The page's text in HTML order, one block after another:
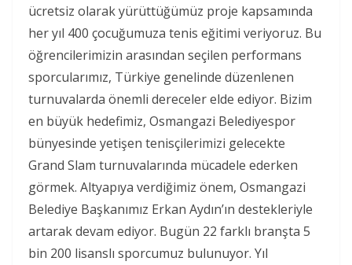
ücretsiz olarak yürüttüğümüz proje kapsamında
her yıl 400 çocuğumuza tenis eğitimi veriyoruz. Bu
öğrencilerimizin arasından seçilen performans
sporcularımız, Türkiye genelinde düzenlenen
turnuvalarda önemli dereceler elde ediyor. Bizim
en büyük hedefimiz, Osmangazi Belediyespor
bünyesinde yetişen tenisçilerimizi gelecekte
Grand Slam turnuvalarında mücadele ederken
görmek. Altyapıya verdiğimiz önem, Osmangazi
Belediye Başkanımız Erkan Aydın’ın destekleriyle
artarak devam ediyor. Bugün 22 farklı branşta 5
bin 200 lisanslı sporcumuz bulunuyor. Yıl